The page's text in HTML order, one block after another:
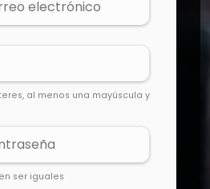
al menos una mayúscula y
ser iguales